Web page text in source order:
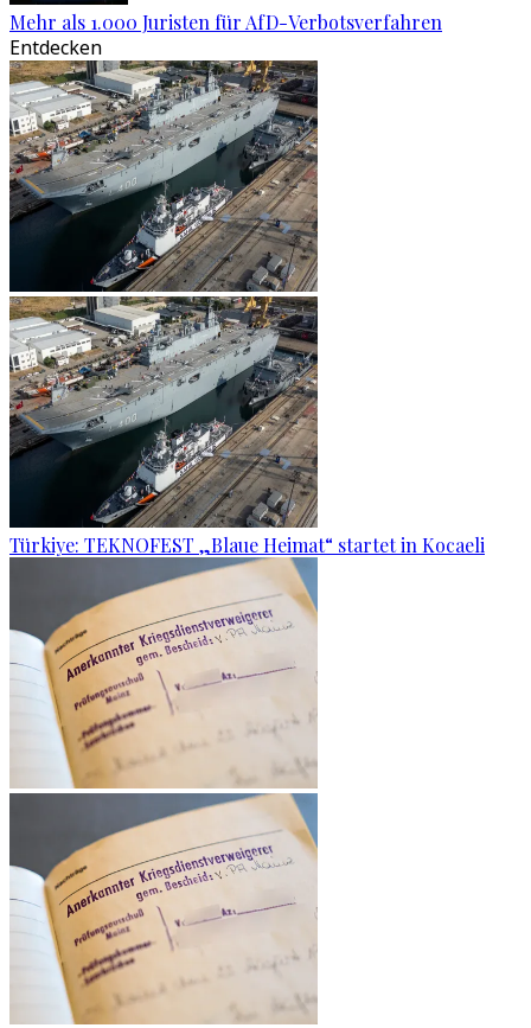
Mehr als 1.000 Juristen für AfD-Verbotsverfahren
Entdecken
Türkiye: TEKNOFEST „Blaue Heimat“ startet in Kocaeli